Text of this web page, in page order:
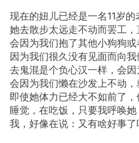
现在的妞儿已经是一名11岁
她去散步太远走不动而罢工
会因为我们抱了其他小狗狗
因为我们很久没有见面而向
去鬼混是个负心汉一样，会
会因为我们懒在沙发上不动，
即使她体力已经大不如前了
睡觉，在吃饭，只要我呼唤
我，好像在说：又有啥好事